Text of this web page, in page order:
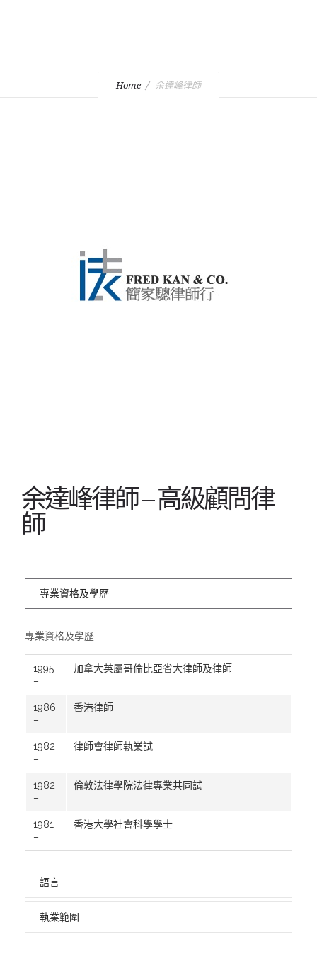
Home 余達峰律師
余達峰律師 – 高級顧問律
師
專業資格及學歷
專業資格及學歷
1995
–
加拿大英屬哥倫比亞省大律師及律師
1986
–
香港律師
1982
–
律師會律師執業試
1982
–
倫敦法律學院法律專業共同試
1981
–
香港大學社會科學學士
語言
執業範圍